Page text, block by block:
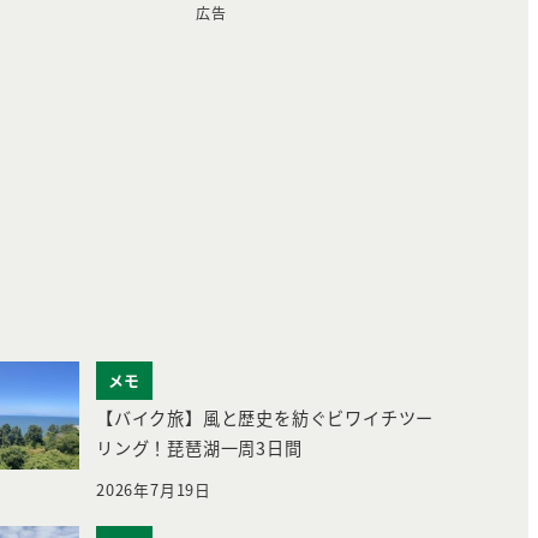
広告
メモ
【バイク旅】風と歴史を紡ぐビワイチツー
リング！琵琶湖一周3日間
2026年7月19日